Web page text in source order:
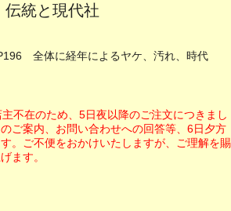
統と現代社
全体に経年によるヤケ、汚れ、時代
不在のため、5日夜以降のご注文につきまし
ご案内、お問い合わせへの回答等、6日夕方
。ご不便をおかけいたしますが、ご理解を賜
げます。